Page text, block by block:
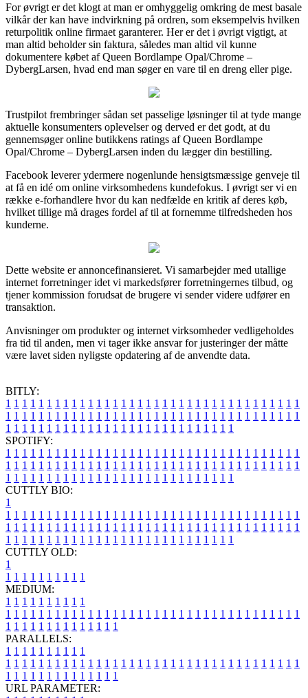
For øvrigt er det klogt at man er omhyggelig omkring de mest basale
vilkår der kan have indvirkning på ordren, som eksempelvis hvilken
returpolitik online firmaet garanterer. Her er det i øvrigt vigtigt, at
man altid beholder sin faktura, således man altid vil kunne
dokumentere købet af Queen Bordlampe Opal/Chrome –
DybergLarsen, hvad end man søger en vare til en dreng eller pige.
Trustpilot frembringer sådan set passelige løsninger til at tyde mange
aktuelle konsumenters oplevelser og derved er det godt, at du
gennemsøger online butikkens ratings af Queen Bordlampe
Opal/Chrome – DybergLarsen inden du lægger din bestilling.
Facebook leverer ydermere nogenlunde hensigtsmæssige genveje til
at få en idé om online virksomhedens kundefokus. I øvrigt ser vi en
række e-forhandlere hvor du kan nedfælde en kritik af deres køb,
hvilket tillige må drages fordel af til at fornemme tilfredsheden hos
kunderne.
Dette website er annoncefinansieret. Vi samarbejder med utallige
internet forretninger idet vi markedsfører forretningernes tilbud, og
tjener kommission forudsat de brugere vi sender videre udfører en
transaktion.
Anvisninger om produkter og internet virksomheder vedligeholdes
fra tid til anden, men vi tager ikke ansvar for justeringer der måtte
være lavet siden nyligste opdatering af de anvendte data.
BITLY:
1 1 1 1 1 1 1 1 1 1 1 1 1 1 1 1 1 1 1 1 1 1 1 1 1 1 1 1 1 1 1 1 1 1 1 1
1 1 1 1 1 1 1 1 1 1 1 1 1 1 1 1 1 1 1 1 1 1 1 1 1 1 1 1 1 1 1 1 1 1 1 1
1 1 1 1 1 1 1 1 1 1 1 1 1 1 1 1 1 1 1 1 1 1 1 1 1 1 1 1
SPOTIFY:
1 1 1 1 1 1 1 1 1 1 1 1 1 1 1 1 1 1 1 1 1 1 1 1 1 1 1 1 1 1 1 1 1 1 1 1
1 1 1 1 1 1 1 1 1 1 1 1 1 1 1 1 1 1 1 1 1 1 1 1 1 1 1 1 1 1 1 1 1 1 1 1
1 1 1 1 1 1 1 1 1 1 1 1 1 1 1 1 1 1 1 1 1 1 1 1 1 1 1 1
CUTTLY BIO:
1
1 1 1 1 1 1 1 1 1 1 1 1 1 1 1 1 1 1 1 1 1 1 1 1 1 1 1 1 1 1 1 1 1 1 1 1
1 1 1 1 1 1 1 1 1 1 1 1 1 1 1 1 1 1 1 1 1 1 1 1 1 1 1 1 1 1 1 1 1 1 1 1
1 1 1 1 1 1 1 1 1 1 1 1 1 1 1 1 1 1 1 1 1 1 1 1 1 1 1 1
CUTTLY OLD:
1
1 1 1 1 1 1 1 1 1 1
MEDIUM:
1 1 1 1 1 1 1 1 1 1
1 1 1 1 1 1 1 1 1 1 1 1 1 1 1 1 1 1 1 1 1 1 1 1 1 1 1 1 1 1 1 1 1 1 1 1
1 1 1 1 1 1 1 1 1 1 1 1 1 1
PARALLELS:
1 1 1 1 1 1 1 1 1 1
1 1 1 1 1 1 1 1 1 1 1 1 1 1 1 1 1 1 1 1 1 1 1 1 1 1 1 1 1 1 1 1 1 1 1 1
1 1 1 1 1 1 1 1 1 1 1 1 1 1
URL PARAMETER: